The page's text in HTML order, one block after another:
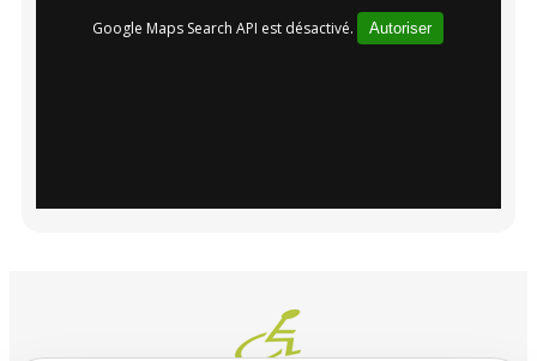
Google Maps Search API est désactivé. Autoriser